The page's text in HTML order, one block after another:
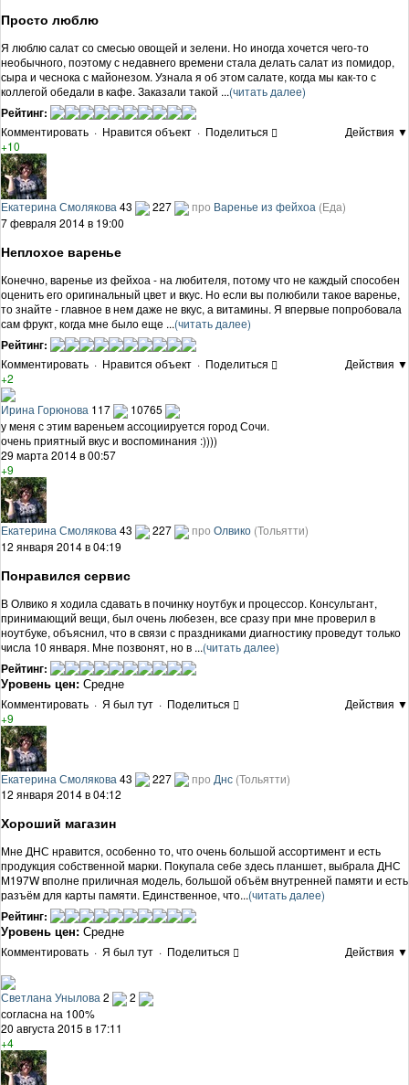
Просто люблю
Я люблю салат со смесью овощей и зелени. Но иногда хочется чего-то
необычного, поэтому с недавнего времени стала делать салат из помидор,
сыра и чеснока с майонезом. Узнала я об этом салате, когда мы как-то с
коллегой обедали в кафе. Заказали такой ...(читать далее)
Рейтинг:
Комментировать · Нравится объект · Поделиться
Действия ▼
+10
Екатерина Смолякова 43 227 про Варенье из фейхоа (Еда)
7 февраля 2014 в 19:00
Неплохое варенье
Конечно, варенье из фейхоа - на любителя, потому что не каждый способен
оценить его оригинальный цвет и вкус. Но если вы полюбили такое варенье,
то знайте - главное в нем даже не вкус, а витамины. Я впервые попробовала
сам фрукт, когда мне было еще ...(читать далее)
Рейтинг:
Комментировать · Нравится объект · Поделиться
Действия ▼
+2
Ирина Горюнова 117
10765
у меня с этим вареньем ассоциируется город Сочи.
очень приятный вкус и воспоминания :))))
29 марта 2014 в 00:57
+9
Екатерина Смолякова 43 227 про Олвико (Тольятти)
12 января 2014 в 04:19
Понравился сервис
В Олвико я ходила сдавать в починку ноутбук и процессор. Консультант,
принимающий вещи, был очень любезен, все сразу при мне проверил в
ноутбуке, объяснил, что в связи с праздниками диагностику проведут только
числа 10 января. Мне позвонят, но в ...(читать далее)
Рейтинг:
Уровень цен: Средне
Комментировать · Я был тут · Поделиться
Действия ▼
+9
Екатерина Смолякова 43 227 про Днс (Тольятти)
12 января 2014 в 04:12
Хороший магазин
Мне ДНС нравится, особенно то, что очень большой ассортимент и есть
продукция собственной марки. Покупала себе здесь планшет, выбрала ДНС
М197W вполне приличная модель, большой объём внутренней памяти и есть
разъём для карты памяти. Единственное, что...(читать далее)
Рейтинг:
Уровень цен: Средне
Комментировать · Я был тут · Поделиться Действия ▼
Светлана Унылова 2
2
согласна на 100%
20 августа 2015 в 17:11
+4